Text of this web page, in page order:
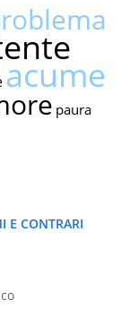
acume
paura
E CONTRARI